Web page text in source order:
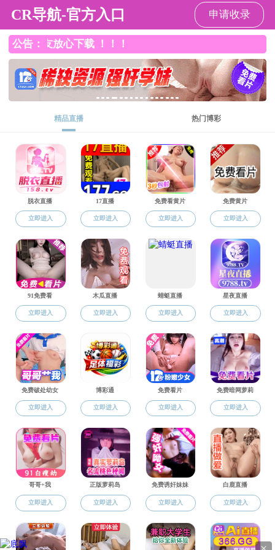
小黄书
实验教学
栏目总浏览量： 次
> 实验教学
> 仪器设备
> 规章制度
> 中心概况
> 实验室
> 资料下载
小黄书 >
《病理生理
上一篇：《病
下一篇：《法
地址：浙江省嘉兴市广穹路899号 邮编